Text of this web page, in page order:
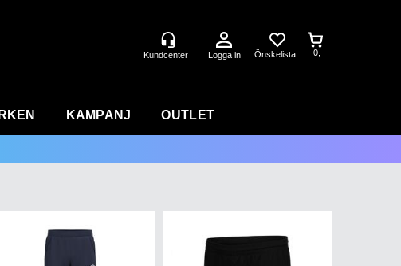
Logga in 0,-
KAMPANJ OUTLET